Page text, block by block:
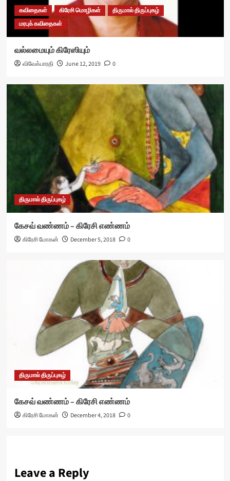
கவிதைகள் கிரேசி மொழிகள்
திருமால் திருப்புகழ்
மரபுக் கவிதைகள்
வல்லமையும் கிரேஸியும்
விவேக்பாரதி June 12, 2019 0
திருமால் திருப்புகழ்
கேசவ் வண்ணம் – கிரேசி எண்ணம்
கிரேசி மோகன் December 5, 2018 0
திருமால் திருப்புகழ்
கேசவ் வண்ணம் – கிரேசி எண்ணம்
கிரேசி மோகன் December 4, 2018 0
Leave a Reply